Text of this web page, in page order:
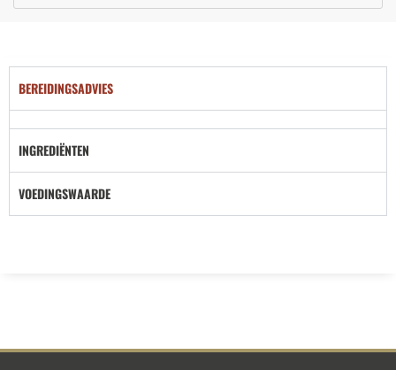
BEREIDINGSADVIES
INGREDIËNTEN
VOEDINGSWAARDE